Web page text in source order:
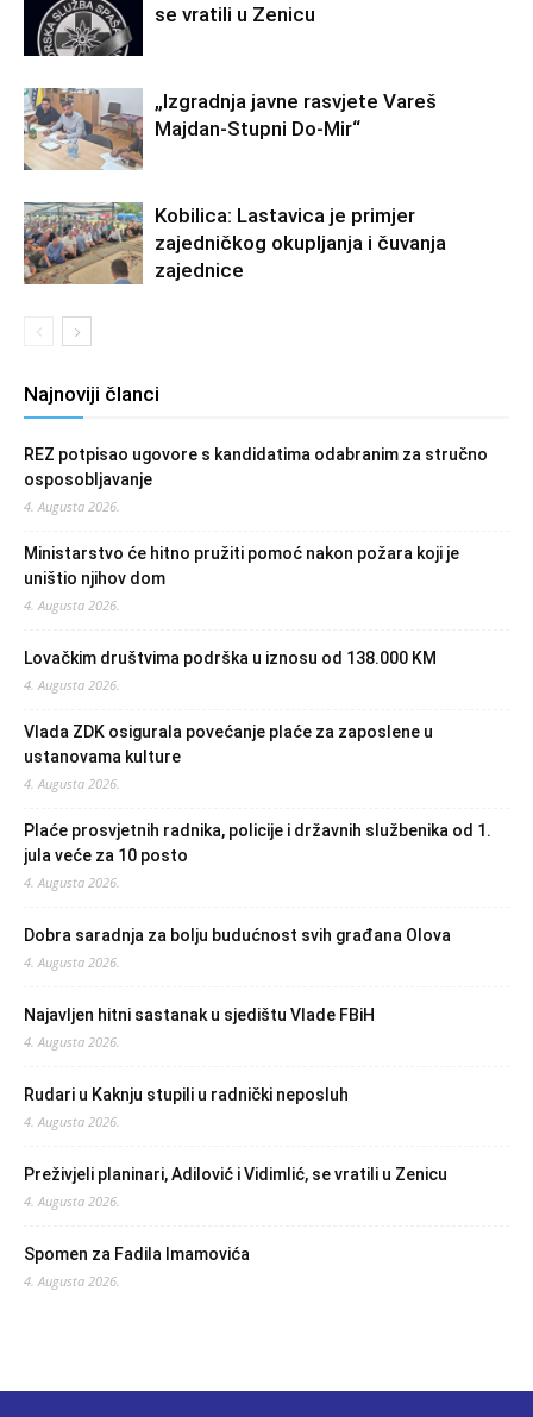
se vratili u Zenicu
„Izgradnja javne rasvjete Vareš
Majdan-Stupni Do-Mir“
Kobilica: Lastavica je primjer
zajedničkog okupljanja i čuvanja
zajednice
Najnoviji članci
REZ potpisao ugovore s kandidatima odabranim za stručno
osposobljavanje
4. Augusta 2026.
Ministarstvo će hitno pružiti pomoć nakon požara koji je
uništio njihov dom
4. Augusta 2026.
Lovačkim društvima podrška u iznosu od 138.000 KM
4. Augusta 2026.
Vlada ZDK osigurala povećanje plaće za zaposlene u
ustanovama kulture
4. Augusta 2026.
Plaće prosvjetnih radnika, policije i državnih službenika od 1.
jula veće za 10 posto
4. Augusta 2026.
Dobra saradnja za bolju budućnost svih građana Olova
4. Augusta 2026.
Najavljen hitni sastanak u sjedištu Vlade FBiH
4. Augusta 2026.
Rudari u Kaknju stupili u radnički neposluh
4. Augusta 2026.
Preživjeli planinari, Adilović i Vidimlić, se vratili u Zenicu
4. Augusta 2026.
Spomen za Fadila Imamovića
4. Augusta 2026.